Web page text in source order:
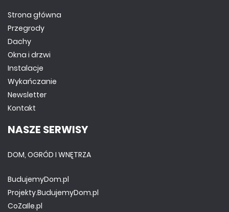
Strona główna
Przegrody
Dachy
Okna i drzwi
Instalacje
Wykańczanie
Newsletter
Kontakt
NASZE SERWISY
DOM, OGRÓD I WNĘTRZA
BudujemyDom.pl
Projekty.BudujemyDom.pl
CoZaIle.pl